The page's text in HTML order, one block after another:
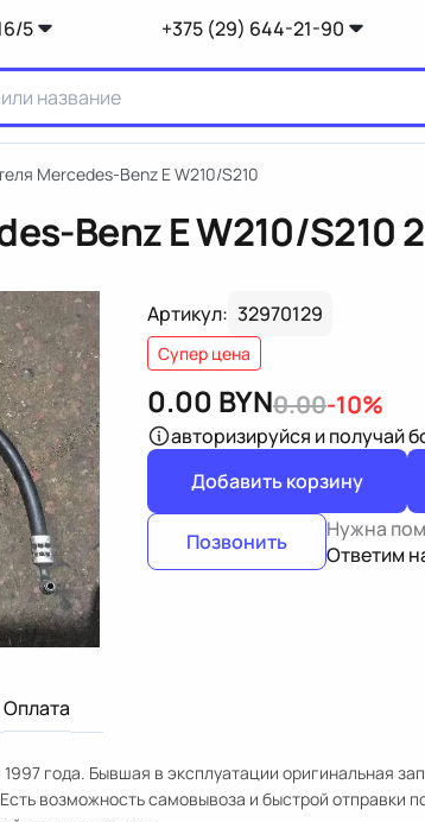
5 +375 (29) 644-21-90
Mercedes-Benz E W210/S210
Benz E W210/S210
Артикул: 32970129
Супер цена
0.00 BYN0.00-10%
авторизируйся и получай
Добавить корзину
Позвонить
Нужна
Ответим
Оплата
года. Бывшая в эксплуатации оригинальная
возможность самовывоза и быстрой отправки